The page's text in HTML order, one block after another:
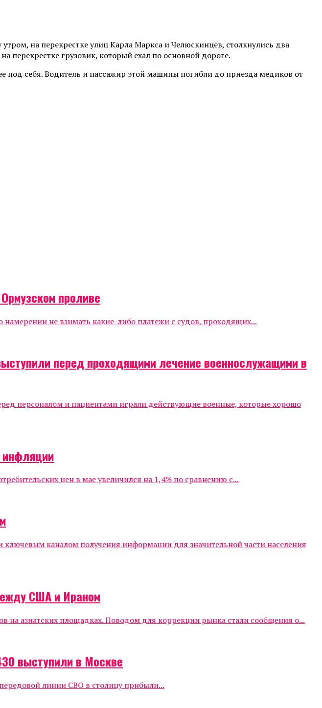
на перекрестке улиц Карла Маркса и Челюскинцев, столкнулись два
перекрестке грузовик, который ехал по основной дороге.
под себя. Водитель и пассажир этой машины погибли до приезда медиков от
проливе
не взимать какие-либо платежи с судов, проходящих...
перед проходящими лечение военнослужащими в
персоналом и пациентами играли действующие военные, которые хорошо
инфляции
цен в мае увеличился на 1,4% по сравнению с...
ключевым каналом получения информации для значительной части населения
США и Ираном
азиатских площадках. Поводом для коррекции рынка стали сообщения о...
выступили в Москве
линии СВО в столицу прибыли...